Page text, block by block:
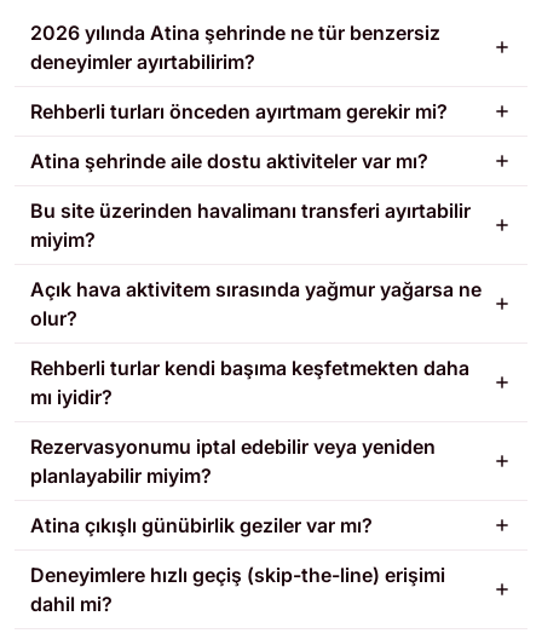
2026 yılında Atina şehrinde ne tür benzersiz
deneyimler ayırtabilirim?
Rehberli turları önceden ayırtmam gerekir mi?
Atina şehrinde aile dostu aktiviteler var mı?
Bu site üzerinden havalimanı transferi ayırtabilir
miyim?
Açık hava aktivitem sırasında yağmur yağarsa ne
olur?
Rehberli turlar kendi başıma keşfetmekten daha
mı iyidir?
Rezervasyonumu iptal edebilir veya yeniden
planlayabilir miyim?
Atina çıkışlı günübirlik geziler var mı?
Deneyimlere hızlı geçiş (skip-the-line) erişimi
dahil mi?